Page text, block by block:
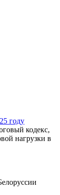
году
кодекс,
нагрузки в